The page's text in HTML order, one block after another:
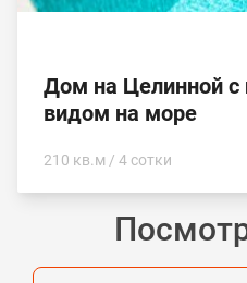
Дом на Целинной
видом на море
210 кв.м / 4 сотки